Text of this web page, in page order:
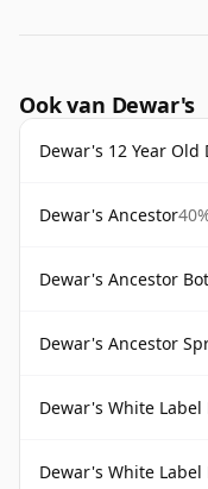
Ook van Dewar's
Dewar's 12 Year Old
Dewar's Ancestor
Dewar's Ancestor
Dewar's Ancestor
Dewar's White Label
Dewar's White